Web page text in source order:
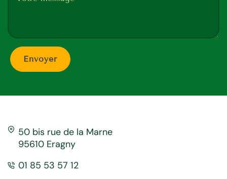
50 bis rue de la Marne
95610 Eragny
01 85 53 57 12